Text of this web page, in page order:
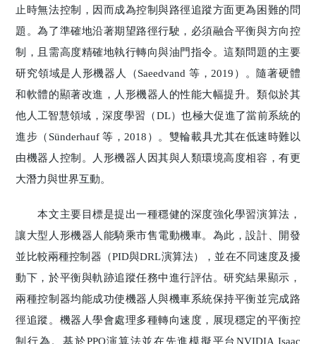
止時無法控制，因而成為控制與路徑追蹤方面更為困難的問
題。為了準確地沿著期望路徑行駛，必須融合平衡與方向控
制，且需高度精確地執行轉向與油門指令。這類問題的主要
研究領域是人形機器人（Saeedvand 等，2019）。隨著硬體
和軟體的顯著改進，人形機器人的性能大幅提升。類似於其
他人工智慧領域，深度學習（DL）也極大促進了當前系統的
進步（Sünderhauf 等，2018）。雙輪載具尤其在低速時難以
由機器人控制。人形機器人因其與人類環境高度相容，有更
大潛力與世界互動。
本文主要目標是提出一種穩健的深度強化學習演算法，
讓大型人形機器人能騎乘市售電動機車。為此，設計、開發
並比較兩種控制器（PID與DRL演算法），並在不同速度及擾
動下，於平衡與軌跡追蹤任務中進行評估。研究結果顯示，
兩種控制器均能成功使機器人與機車系統保持平衡並完成路
徑追蹤。機器人學會處理多種轉向速度，展現穩定的平衡控
制行為。基於PPO演算法並在先進模擬平台NVIDIA Isaac